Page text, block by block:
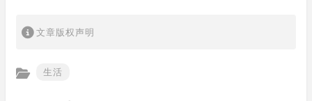
文章版权声明
生活